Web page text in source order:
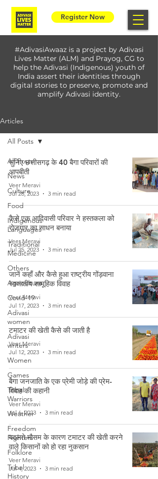
Register Now
#AdivasiAwaaz is a project by Adivasi
Lives Matter (ALM) and Prayog, CG to
help the Adivasi (Indigenous) youth of
India assert their identities through
digital stories to preserve, promote and
amplify Adivasi identity.
Articles
All Posts
News
Culture
Food
Indigenous
Languages
Traditional
Medicine
Others
Agriculture
Covid-19
Adivasi
women
Adivasi
writers
Women
Games
Tribal
Warriors
Weather
Freedom
Fighters
Folklore
Tribal
History
All Posts
सुनिए छत्तीसगढ़ के 40 बैगा परिवारों की
आपबीती
Veer Meravi
Jul 28, 2023
3 min read
कैसे एक आदिवासी परिवार ने हस्तकला को
रोजगार का साधन बनाया
Veer Meravi
Jul 25, 2023
3 min read
जानें कहाँ और कैसे हुआ राष्ट्रीय गोंड़वाना
स्वजातीय सामूहिक विवाह
Veer Meravi
Jul 17, 2023
3 min read
टमाटर की खेती कैसे की जाती है
Veer Meravi
Jul 12, 2023
3 min read
बैगा जनजाति के एक प्रेमी जोड़े की प्रेम-
विवाह की कहानी
Veer Meravi
Jul 6, 2023
3 min read
बदलते मौसम के कारण टमाटर की खेती करने
वाले किसानों को हो रहा नुकसान
Veer Meravi
Jul 4, 2023
3 min read